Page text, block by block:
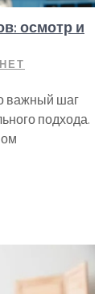
осмотр и
важный шаг
подхода.